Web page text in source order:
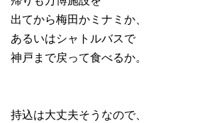
出てから梅田かミナミか、
あるいはシャトルバスで
神戸まで戻って食べるか。
持込は大丈夫そうなので、